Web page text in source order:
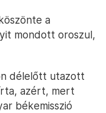
a
mondott oroszul,
délelőtt utazott
azért, mert
békemisszió